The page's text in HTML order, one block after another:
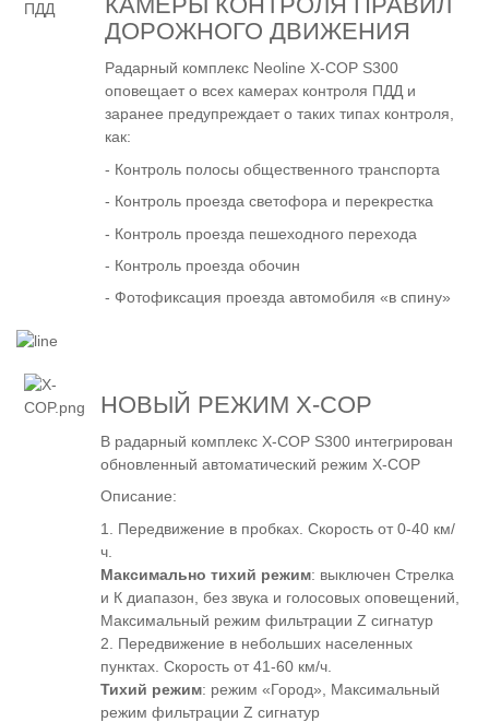
ДОРОЖНОГО ДВИЖЕНИЯ
Радарный комплекс Neoline X-COP S300
оповещает о всех камерах контроля ПДД и
заранее предупреждает о таких типах контроля,
как:
- Контроль полосы общественного транспорта
- Контроль проезда светофора и перекрестка
- Контроль проезда пешеходного перехода
- Контроль проезда обочин
- Фотофиксация проезда автомобиля «в спину»
НОВЫЙ РЕЖИМ X-COP
В радарный комплекс X-COP S300 интегрирован
обновленный автоматический режим Х-СОР
Описание:
1. Передвижение в пробках. Скорость от 0-40 км/
ч.
Максимально тихий режим: выключен Стрелка
и К диапазон, без звука и голосовых оповещений,
Максимальный режим фильтрации Z сигнатур
2. Передвижение в небольших населенных
пунктах. Скорость от 41-60 км/ч.
Тихий режим: режим «Город», Максимальный
режим фильтрации Z сигнатур